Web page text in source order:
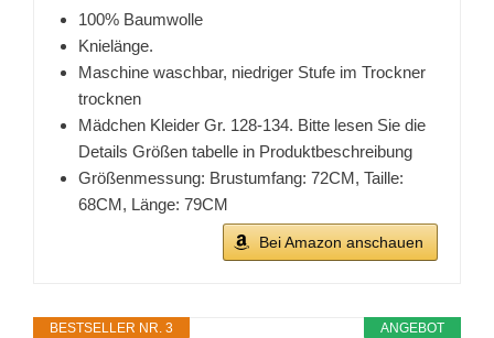
100% Baumwolle
Knielänge.
Maschine waschbar, niedriger Stufe im Trockner
trocknen
Mädchen Kleider Gr. 128-134. Bitte lesen Sie die
Details Größen tabelle in Produktbeschreibung
Größenmessung: Brustumfang: 72CM, Taille:
68CM, Länge: 79CM
Bei Amazon anschauen
ANGEBOT
BESTSELLER NR. 3